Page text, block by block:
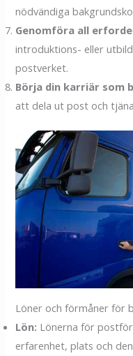
nödvändiga
Genomföra all
introduktions- eller
postverket.
Börja din karriär som
att dela ut post och
Löner och förmåner för
Lön: Lönerna för
erfarenhet, plats och